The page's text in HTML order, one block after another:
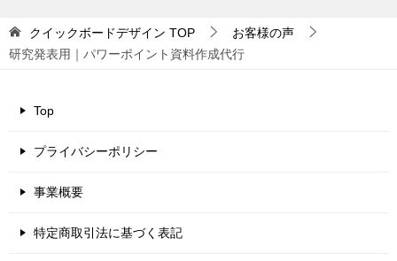
クイックボードデザイン TOP
お客様の声
研究発表用｜パワーポイント資料作成代行
Top
プライバシーポリシー
事業概要
特定商取引法に基づく表記